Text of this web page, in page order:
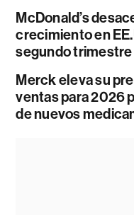
McDonald’s
crecimiento en
segundo
Merck eleva su
ventas para 2026
de nuevos